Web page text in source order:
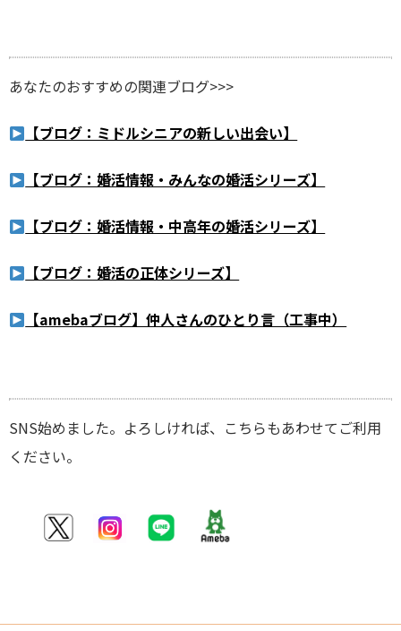
あなたのおすすめの関連ブログ>>>
【ブログ：ミドルシニアの新しい出会い】
【ブログ：婚活情報・みんなの婚活シリーズ】
【ブログ：婚活情報・中高年の婚活シリーズ】
【ブログ：婚活の正体シリーズ】
【amebaブログ】仲人さんのひとり言（工事中）
SNS始めました。よろしければ、こちらもあわせてご利用
ください。